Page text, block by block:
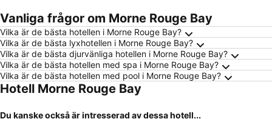
Vanliga frågor om Morne Rouge Bay
Vilka är de bästa hotellen i Morne Rouge Bay?
Vilka är de bästa lyxhotellen i Morne Rouge Bay?
Vilka är de bästa djurvänliga hotellen i Morne Rouge Bay?
Vilka är de bästa hotellen med spa i Morne Rouge Bay?
Vilka är de bästa hotellen med pool i Morne Rouge Bay?
Hotell Morne Rouge Bay
Du kanske också är intresserad av dessa hotell...